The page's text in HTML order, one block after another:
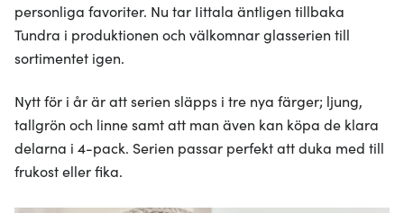
personliga favoriter. Nu tar Iittala äntligen tillbaka
Tundra i produktionen och välkomnar glasserien till
sortimentet igen.
Nytt för i år är att serien släpps i tre nya färger; ljung,
tallgrön och linne samt att man även kan köpa de klara
delarna i 4-pack. Serien passar perfekt att duka med till
frukost eller fika.